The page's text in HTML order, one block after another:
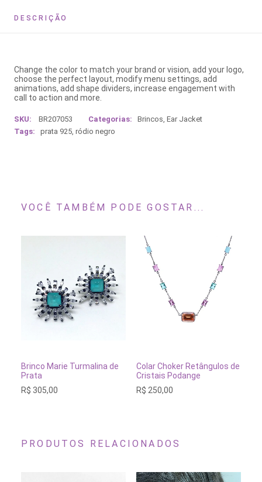
DESCRIÇÃO
Change the color to match your brand or vision, add your logo,
choose the perfect layout, modify menu settings, add
animations, add shape dividers, increase engagement with
call to action and more.
SKU: BR207053 Categorias: Brincos, Ear Jacket
Tags:
prata 925, ródio negro
VOCÊ TAMBÉM PODE GOSTAR...
ADICIONAR AO CARRINHO
Brinco Marie Turmalina de
Prata
R$ 305,00
ADICIONAR AO
Colar Choker Retângulos de
Cristais Podange
R$ 250,00
PRODUTOS RELACIONADOS